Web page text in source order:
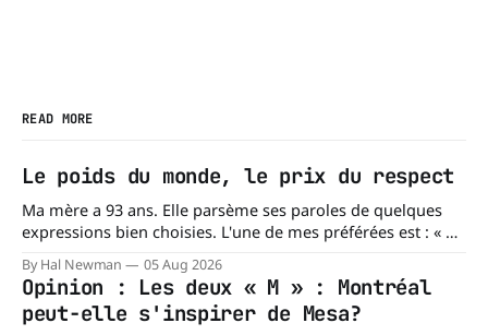
READ MORE
Le poids du monde, le prix du respect
Ma mère a 93 ans. Elle parsème ses paroles de quelques
expressions bien choisies. L'une de mes préférées est : « À
chacun son mishegoss. » Mishegoss est un mot yiddish qui
évoque la folie, les lubies, les absurdités de la vie. Chacun
porte les siennes. Elle en a d'
By Hal Newman 05 Aug 2026
Opinion : Les deux « M » : Montréal
peut-elle s'inspirer de Mesa?